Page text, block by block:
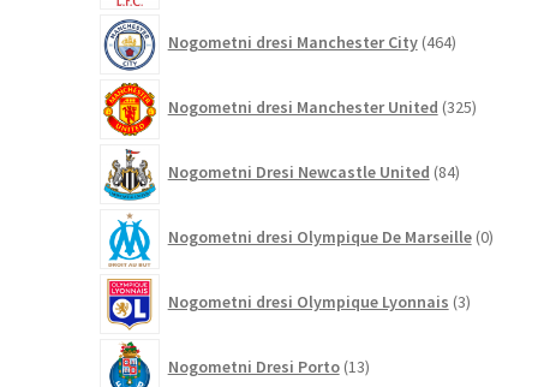
Nogometni dresi Manchester City 464izdelkov
Nogometni dresi Manchester United 325izdelkov
Nogometni Dresi Newcastle United 84izdelkov
Nogometni dresi Olympique De Marseille 0
Nogometni dresi Olympique Lyonnais 3izdelki
Nogometni Dresi Porto 13izdelkov